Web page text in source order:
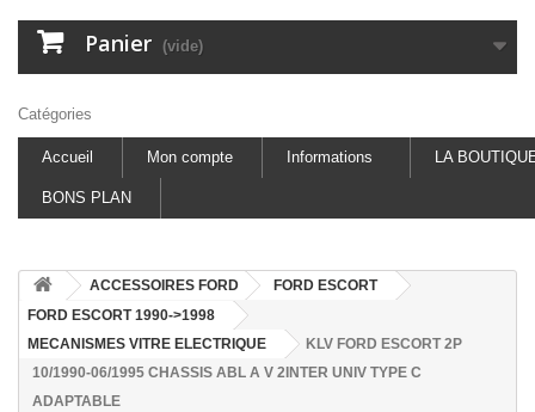
Panier (vide)
Catégories
Accueil Mon compte Informations LA
BONS PLAN
ACCESSOIRES FORD
FORD ESCORT
FORD ESCORT 1990->1998
MECANISMES VITRE ELECTRIQUE
KLV FORD ESCORT 2P
10/1990-06/1995 CHASSIS ABL A V 2INTER UNIV TYPE C
ADAPTABLE